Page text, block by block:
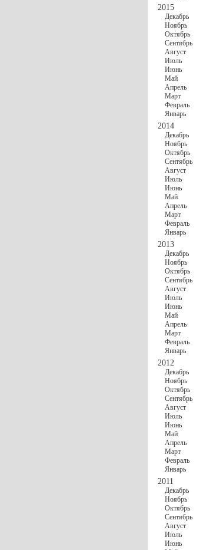
2015
Декабрь
Ноябрь
Октябрь
Сентябрь
Август
Июль
Июнь
Май
Апрель
Март
Февраль
Январь
2014
Декабрь
Ноябрь
Октябрь
Сентябрь
Август
Июль
Июнь
Май
Апрель
Март
Февраль
Январь
2013
Декабрь
Ноябрь
Октябрь
Сентябрь
Август
Июль
Июнь
Май
Апрель
Март
Февраль
Январь
2012
Декабрь
Ноябрь
Октябрь
Сентябрь
Август
Июль
Июнь
Май
Апрель
Март
Февраль
Январь
2011
Декабрь
Ноябрь
Октябрь
Сентябрь
Август
Июль
Июнь